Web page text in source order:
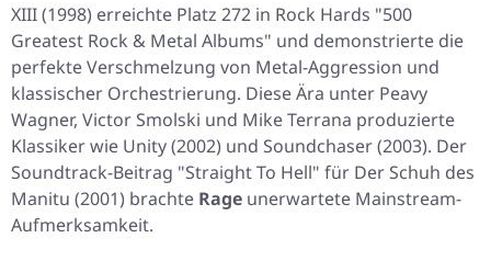
XIII(1998) erreichte Platz 272 in Rock Hards "500
Greatest Rock & Metal Albums" und demonstrierte die
perfekte Verschmelzung von Metal-Aggression und
klassischer Orchestrierung. Diese Ära unter Peavy
Wagner, Victor Smolski und Mike Terrana produzierte
Klassiker wie Unity(2002) und Soundchaser(2003). Der
Soundtrack-Beitrag "Straight To Hell" für Der Schuh des
Manitu (2001) brachte Rage unerwartete Mainstream-
Aufmerksamkeit.